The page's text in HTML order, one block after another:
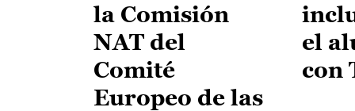
la Comisión
NAT del
Comité
Europeo de las
el
con